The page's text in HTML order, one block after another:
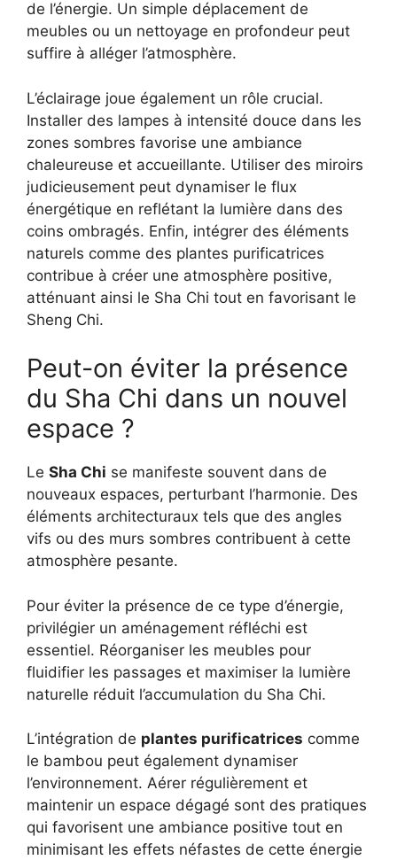
de l’énergie. Un simple déplacement de
meubles ou un nettoyage en profondeur peut
suffire à alléger l’atmosphère.
L’éclairage joue également un rôle crucial.
Installer des lampes à intensité douce dans les
zones sombres favorise une ambiance
chaleureuse et accueillante. Utiliser des miroirs
judicieusement peut dynamiser le flux
énergétique en reflétant la lumière dans des
coins ombragés. Enfin, intégrer des éléments
naturels comme des plantes purificatrices
contribue à créer une atmosphère positive,
atténuant ainsi le Sha Chi tout en favorisant le
Sheng Chi.
Peut-on éviter la présence
du Sha Chi dans un nouvel
espace ?
Le Sha Chi se manifeste souvent dans de
nouveaux espaces, perturbant l’harmonie. Des
éléments architecturaux tels que des angles
vifs ou des murs sombres contribuent à cette
atmosphère pesante.
Pour éviter la présence de ce type d’énergie,
privilégier un aménagement réfléchi est
essentiel. Réorganiser les meubles pour
fluidifier les passages et maximiser la lumière
naturelle réduit l’accumulation du Sha Chi.
L’intégration de plantes purificatrices comme
le bambou peut également dynamiser
l’environnement. Aérer régulièrement et
maintenir un espace dégagé sont des pratiques
qui favorisent une ambiance positive tout en
minimisant les effets néfastes de cette énergie